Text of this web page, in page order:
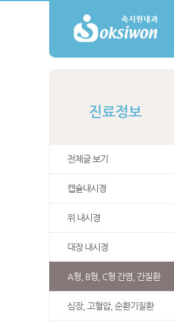
진료정보
전체글 보기
캡슐내시경
위 내시경
대장 내시경
A형, B형, C형 간염, 간질환
심장, 고혈압, 순환기질환